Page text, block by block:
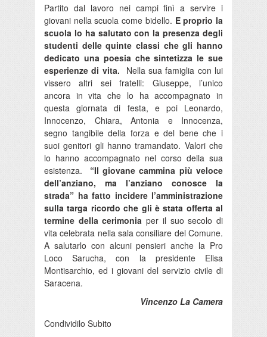
Partito dal lavoro nei campi finì a servire i
giovani nella scuola come bidello. E proprio la
scuola lo ha salutato con la presenza degli
studenti delle quinte classi che gli hanno
dedicato una poesia che sintetizza le sue
esperienze di vita. Nella sua famiglia con lui
vissero altri sei fratelli: Giuseppe, l’unico
ancora in vita che lo ha accompagnato in
questa giornata di festa, e poi Leonardo,
Innocenzo, Chiara, Antonia e Innocenza,
segno tangibile della forza e del bene che i
suoi genitori gli hanno tramandato. Valori che
lo hanno accompagnato nel corso della sua
esistenza. “Il giovane cammina più veloce
dell’anziano, ma l’anziano conosce la
strada” ha fatto incidere l’amministrazione
sulla targa ricordo che gli è stata offerta al
termine della cerimonia per il suo secolo di
vita celebrata nella sala consiliare del Comune.
A salutarlo con alcuni pensieri anche la Pro
Loco Sarucha, con la presidente Elisa
Montisarchio, ed i giovani del servizio civile di
Saracena.
Vincenzo La Camera
Condividilo Subito